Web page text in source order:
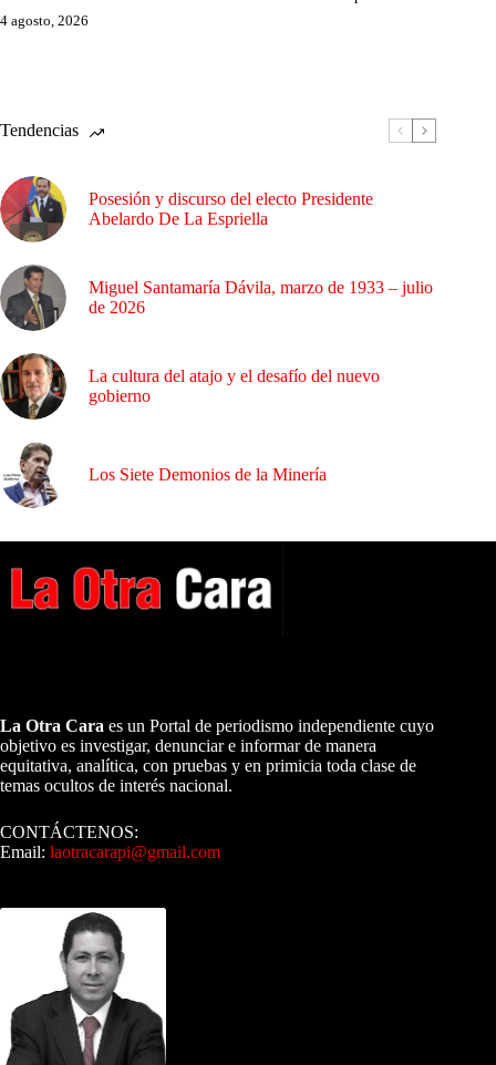
4 agosto, 2026
Tendencias
Posesión y discurso del electo Presidente
Abelardo De La Espriella
Miguel Santamaría Dávila, marzo de 1933 – julio
de 2026
La cultura del atajo y el desafío del nuevo
gobierno
Los Siete Demonios de la Minería
La Otra Cara es un Portal de periodismo independiente cuyo
objetivo es investigar, denunciar e informar de manera
equitativa, analítica, con pruebas y en primicia toda clase de
temas ocultos de interés nacional.
CONTÁCTENOS:
Email: laotracarapi@gmail.com